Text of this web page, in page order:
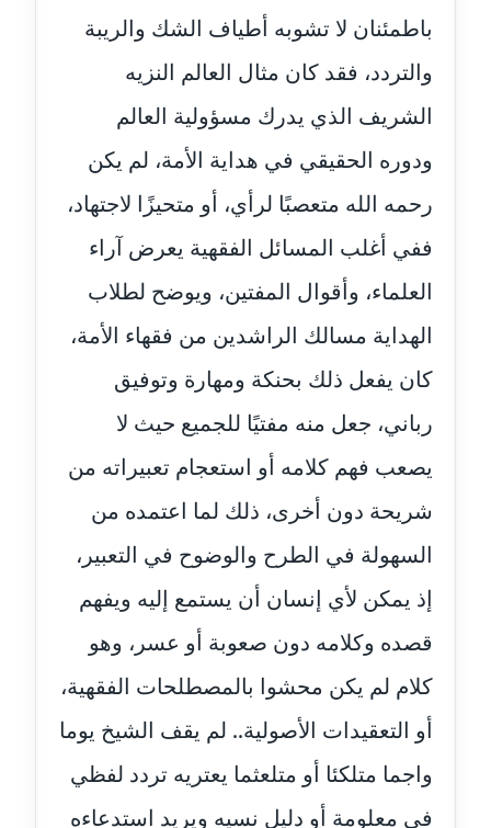
مدونة أماني عبد السلام
مدونة أماني عز الدين
عاملة
مدونة أمل الجزائرية
متوفي
مدونة أمل الخولي
عاملة
مدونة أمل درويش
عاملة
مدونة أمل زيادة
عاملة
مدونة امل محمود
مدونة أمل منشاوي
مدونة أميرة اسماعيل
عاملة
مدونة أميرة رفعت
عاملة
باطمئنان لا تشوبه أطياف الشك والريبة
والتردد، فقد كان مثال العالم النزيه
الشريف الذي يدرك مسؤولية العالم
ودوره الحقيقي في هداية الأمة، لم يكن
رحمه الله متعصبًا لرأي، أو متحيزًا لاجتهاد،
ففي أغلب المسائل الفقهية يعرض آراء
العلماء، وأقوال المفتين، ويوضح لطلاب
الهداية مسالك الراشدين من فقهاء الأمة،
كان يفعل ذلك بحنكة ومهارة وتوفيق
رباني، جعل منه مفتيًا للجميع حيث لا
يصعب فهم كلامه أو استعجام تعبيراته من
شريحة دون أخرى، ذلك لما اعتمده من
السهولة في الطرح والوضوح في التعبير،
إذ يمكن لأي إنسان أن يستمع إليه ويفهم
قصده وكلامه دون صعوبة أو عسر، وهو
كلام لم يكن محشوا بالمصطلحات الفقهية،
أو التعقيدات الأصولية.. لم يقف الشيخ يوما
واجما متلكئا أو متلعثما يعتريه تردد لفظي
في معلومة أو دليل نسيه ويريد استدعاءه